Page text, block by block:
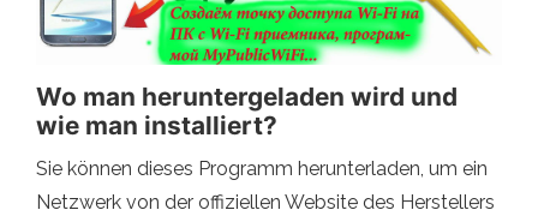
Wo man heruntergeladen wird und
wie man installiert?
Sie können dieses Programm herunterladen, um ein
Netzwerk von der offiziellen Website des Herstellers